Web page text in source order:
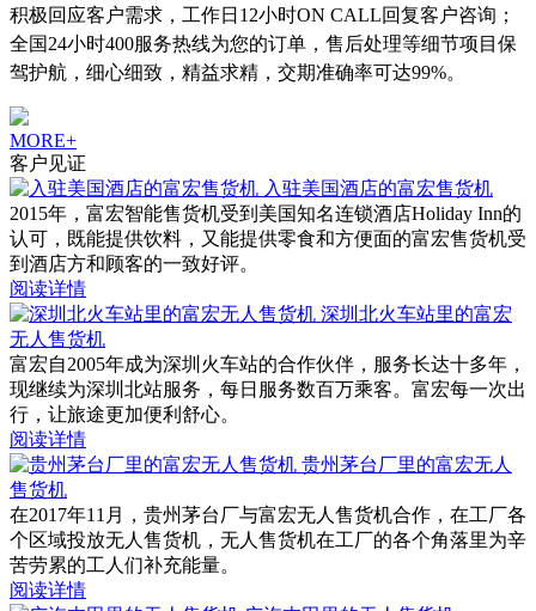
积极回应客户需求，工作日12小时ON CALL回复客户咨询；
全国24小时400服务热线为您的订单，售后处理等细节项目保
驾护航，细心细致，精益求精，交期准确率可达99%。
MORE+
客户见证
入驻美国酒店的富宏售货机
2015年，富宏智能售货机受到美国知名连锁酒店Holiday Inn的
认可，既能提供饮料，又能提供零食和方便面的富宏售货机受
到酒店方和顾客的一致好评。
阅读详情
深圳北火车站里的富宏
无人售货机
富宏自2005年成为深圳火车站的合作伙伴，服务长达十多年，
现继续为深圳北站服务，每日服务数百万乘客。富宏每一次出
行，让旅途更加便利舒心。
阅读详情
贵州茅台厂里的富宏无人
售货机
在2017年11月，贵州茅台厂与富宏无人售货机合作，在工厂各
个区域投放无人售货机，无人售货机在工厂的各个角落里为辛
苦劳累的工人们补充能量。
阅读详情